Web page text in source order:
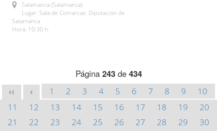
Salamanca (Salamanca)
Lugar: Sala de Comarcas. Diputación de
Salamanca
Hora: 10:30 h.
Página 243de 434
<< < 1 2 3 4 5 6 7 8 9
10
11
12 13 14 15 16 17 18 19
20
21
22 23 24 25 26 27 28 29
30